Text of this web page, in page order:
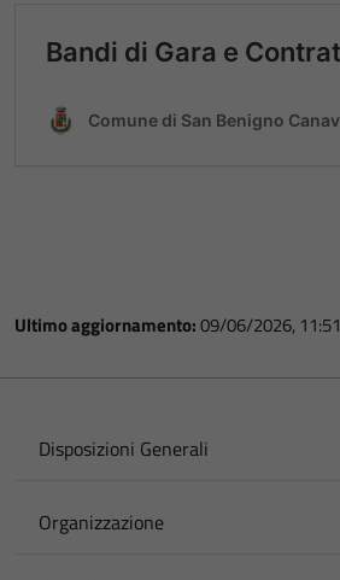
Ultimo aggiornamento:09/06/2026, 11:51
Disposizioni Generali
Organizzazione